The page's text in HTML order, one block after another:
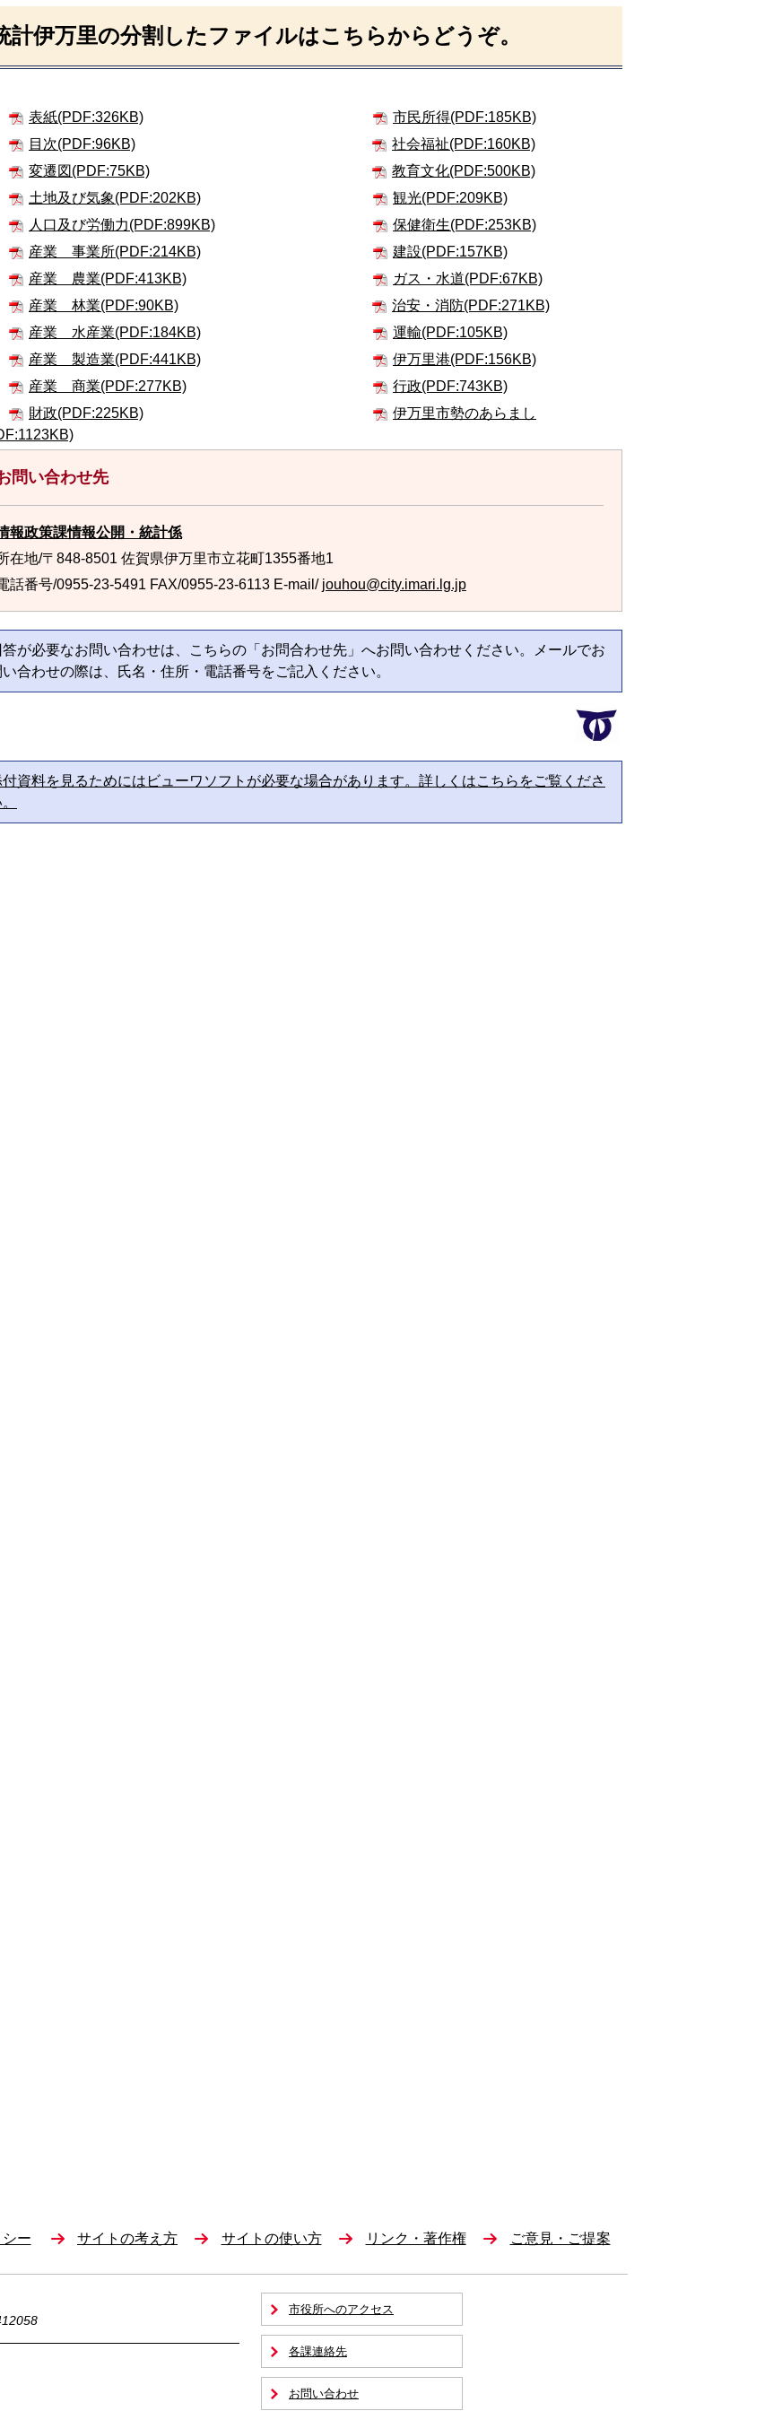
計伊万里の分割したファイルはこちらからどうぞ。
表紙(PDF:326KB)
市民所得(PDF:185KB)
目次(PDF:96KB)
社会福祉(PDF:160KB)
変遷図(PDF:75KB)
教育文化(PDF:500KB)
土地及び気象(PDF:202KB)
観光(PDF:209KB)
人口及び労働力(PDF:899KB)
保健衛生(PDF:253KB)
産業 事業所(PDF:214KB)
建設(PDF:157KB)
産業 農業(PDF:413KB)
ガス・水道(PDF:67KB)
産業 林業(PDF:90KB)
治安・消防(PDF:271KB)
産業 水産業(PDF:184KB)
運輸(PDF:105KB)
産業 製造業(PDF:441KB)
伊万里港(PDF:156KB)
産業 商業(PDF:277KB)
行政(PDF:743KB)
財政(PDF:225KB)
伊万里市勢のあらまし
問い合わせ先
報政策課情報公開・統計係
在地/〒848-8501 佐賀県伊万里市立花町1355番地1
話番号/0955-23-5491 FAX/0955-23-6113 E-mail/ jouhou@city.imari.lg.jp
答が必要なお問い合わせは、こちらの「お問合わせ先」へお問い合わせください。メールでお
い合わせの際は、氏名・住所・電話番号をご記入ください。
付資料を見るためにはビューワソフトが必要な場合があります。詳しくはこちらをご覧くださ
ー サイトの考え方 サイトの使い方 リンク・著作権 ご意見・ご提案
市役所へのアクセス
各課連絡先
お問い合わせ